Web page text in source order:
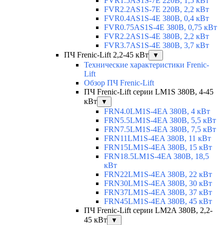
FVR2.2AS1S-7E 220В, 2,2 кВт
FVR0.4AS1S-4E 380В, 0,4 кВт
FVR0.75AS1S-4E 380В, 0,75 кВт
FVR2.2AS1S-4E 380В, 2,2 кВт
FVR3.7AS1S-4E 380В, 3,7 кВт
ПЧ Frenic-Lift 2,2-45 кВт
▼
Технические характеристики Frenic-
Lift
Обзор ПЧ Frenic-Lift
ПЧ Frenic-Lift серии LM1S 380В, 4-45
кВт
▼
FRN4.0LM1S-4EA 380В, 4 кВт
FRN5.5LM1S-4EA 380В, 5,5 кВт
FRN7.5LM1S-4EA 380В, 7,5 кВт
FRN11LM1S-4EA 380В, 11 кВт
FRN15LM1S-4EA 380В, 15 кВт
FRN18.5LM1S-4EA 380В, 18,5
кВт
FRN22LM1S-4EA 380В, 22 кВт
FRN30LM1S-4EA 380В, 30 кВт
FRN37LM1S-4EA 380В, 37 кВт
FRN45LM1S-4EA 380В, 45 кВт
ПЧ Frenic-Lift серии LM2A 380В, 2,2-
45 кВт
▼